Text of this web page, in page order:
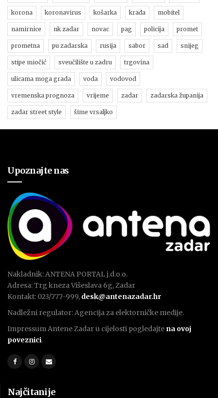
korona koronavirus košarka krađa mobitel
namirnice nk zadar novac pag policija promet
prometna pu zadarska rusija sabor sad snijeg
stipe miočić sveučilište u zadru trgovina
ulicama moga grada voda vodovod
vremenska prognoza vrijeme zadar zadarska županija
zadar street style šime vrsaljko
Upoznajte nas
Nakladnik: ANTENA PORTAL j.d.o.o.
Adresa: Trg kneza Višeslava 6g, Zadar
Kontakt: 023/777-999, desk@antenazadar.hr
Nadležni regulator: Agencija za elektorničke medije.
Impressum Antene Zadar u cijelosti pogledajte na ovoj
poveznici.
Najčitanije